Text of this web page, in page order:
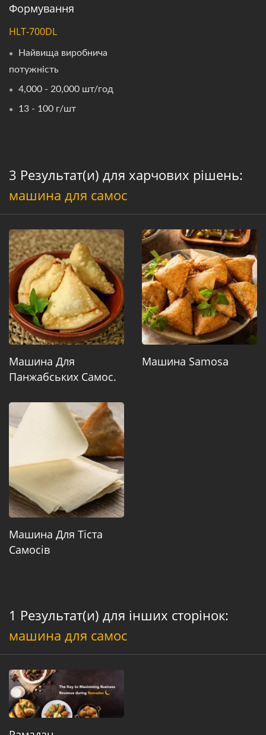
Формування
HLT-700DL
Найвища виробнича
потужність
4,000 - 20,000 шт/год
13 - 100 г/шт
3 Результат(и) для харчових рішень:
машина для самос
Машина Для
Панжабських Самос.
Машина Samosa
Машина Для Тіста
Самосів
1 Результат(и) для інших сторінок:
машина для самос